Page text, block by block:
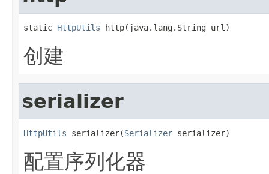
static HttpUtils http(java.lang.String url)
创建
serializer
HttpUtils serializer(Serializer serializer)
配置序列化器